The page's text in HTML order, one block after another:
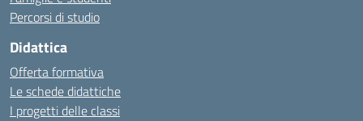
Percorsi di studio
Didattica
Offerta formativa
Le schede didattiche
I progetti delle classi